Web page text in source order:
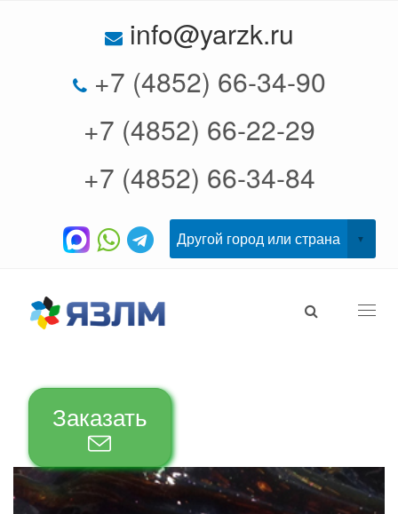
info@yarzk.ru
+7 (4852) 66-34-90
+7 (4852) 66-22-29
+7 (4852) 66-34-84
Заказать